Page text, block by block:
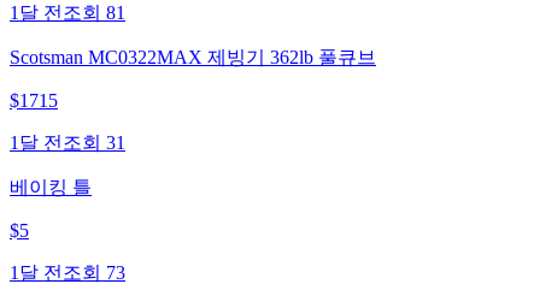
1달 전 조회 81
Scotsman MC0322MAX 제빙기 362lb 풀큐브
$1715
1달 전 조회 31
베이킹 틀
$5
1달 전 조회 73